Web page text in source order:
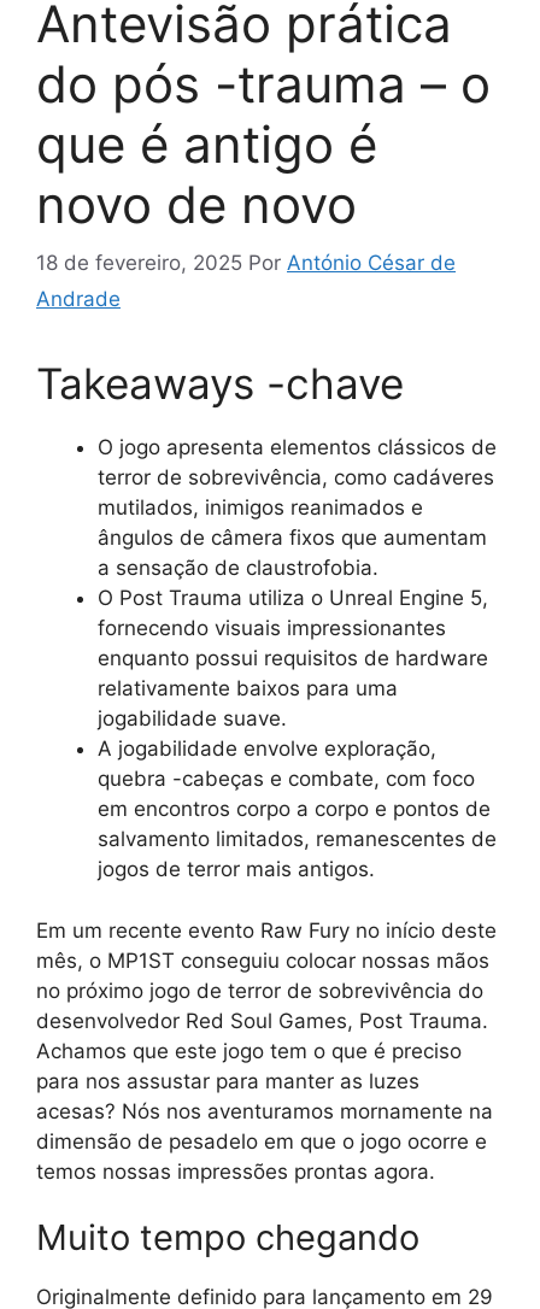
Antevisão prática
do pós -trauma – o
que é antigo é
novo de novo
18 de fevereiro, 2025 Por António César de
Andrade
Takeaways -chave
O jogo apresenta elementos clássicos de
terror de sobrevivência, como cadáveres
mutilados, inimigos reanimados e
ângulos de câmera fixos que aumentam
a sensação de claustrofobia.
O Post Trauma utiliza o Unreal Engine 5,
fornecendo visuais impressionantes
enquanto possui requisitos de hardware
relativamente baixos para uma
jogabilidade suave.
A jogabilidade envolve exploração,
quebra -cabeças e combate, com foco
em encontros corpo a corpo e pontos de
salvamento limitados, remanescentes de
jogos de terror mais antigos.
Em um recente evento Raw Fury no início deste
mês, o MP1ST conseguiu colocar nossas mãos
no próximo jogo de terror de sobrevivência do
desenvolvedor Red Soul Games, Post Trauma.
Achamos que este jogo tem o que é preciso
para nos assustar para manter as luzes
acesas? Nós nos aventuramos mornamente na
dimensão de pesadelo em que o jogo ocorre e
temos nossas impressões prontas agora.
Muito tempo chegando
Originalmente definido para lançamento em 29